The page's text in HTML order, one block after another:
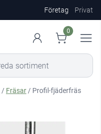
Företag Privat
0
/ Fräsar / Profil-fjäderfräs